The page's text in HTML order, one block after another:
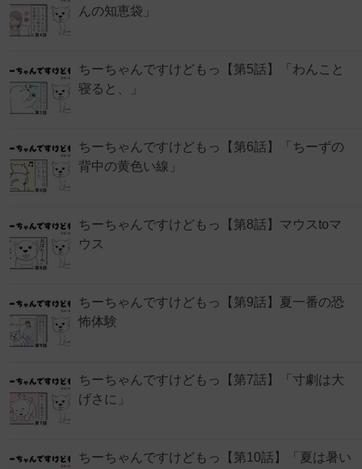
んの知恵袋」
ちーちゃんですけどもっ【第5話】「わんこと
寝ると、」
ちーちゃんですけどもっ【第6話】「ちーずの
背中の黄色い線」
ちーちゃんですけどもっ【第8話】マウスtoマ
ウス
ちーちゃんですけどもっ【第9話】夏一番の恐
怖体験
ちーちゃんですけどもっ【第7話】「寸劇は大
げさに」
ちーちゃんですけどもっ【第10話】「夏は暑い